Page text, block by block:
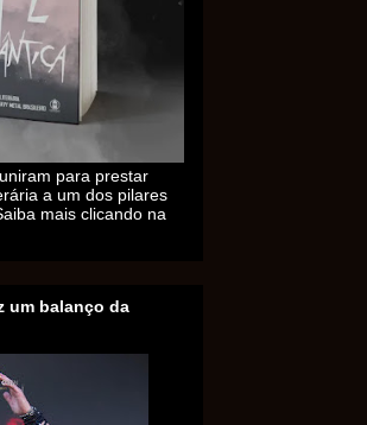
para prestar
a um dos pilares
mais clicando na
um balanço da